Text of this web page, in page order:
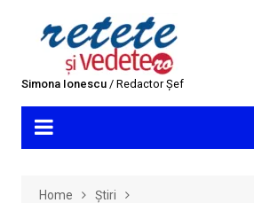
Simona Ionescu/ Redactor Șef
Home
Știri